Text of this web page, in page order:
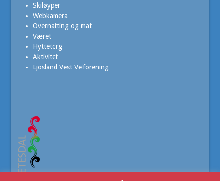
Skiløyper
Webkamera
Overnatting og mat
Været
Hyttetorg
Aktivitet
Ljosland Vest Velforening